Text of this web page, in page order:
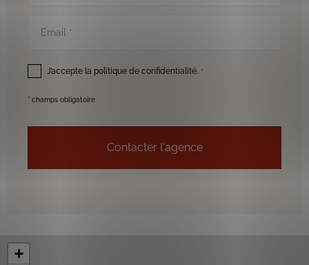
J’accepte la politique de confidentialité. *
* champs obligatoire
+